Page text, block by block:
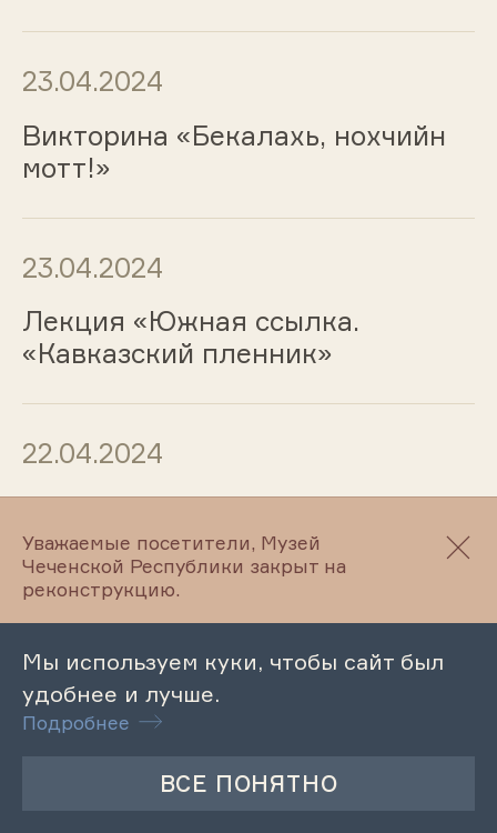
23.04.2024
Викторина «Бекалахь, нохчийн
мотт!»
23.04.2024
Лекция «Южная ссылка.
«Кавказский пленник»
22.04.2024
Всероссийский конкурс
молодежных проектов среди
физических лиц
«Росмолодёжь.Гранты 1 сезон»
22.04.2024
выставке «Этнографическое
Уважаемые посетители, Музей
Чеченской Республики закрыт на
реконструкцию.
Мы используем куки, чтобы сайт был
удобнее и лучше.
Подробнее